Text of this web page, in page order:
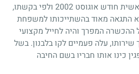
פיוטר התגייס לצה"ל בראשית חודש אוגוסט 2002 ולפי בקשתו,
התגאה מאוד בהשתייכותו למשפחת
ההכשרה המפרך והיה לחייל מקצועי
עלה פעמיים לקו בלבנון. בשל
כינו אותו חבריו בשם החיבה